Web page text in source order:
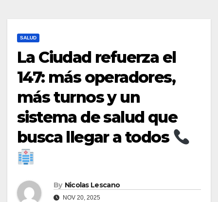
SALUD
La Ciudad refuerza el
147: más operadores,
más turnos y un
sistema de salud que
busca llegar a todos
By Nicolas Lescano
NOV 20, 2025